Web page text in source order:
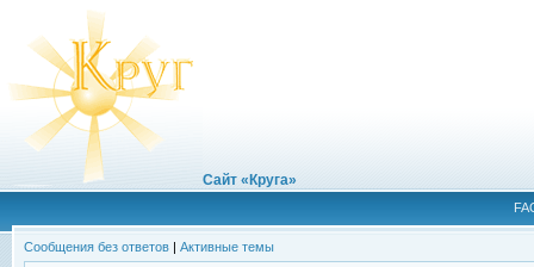
Сайт «Круга»
Сообщения без ответов | Активные темы